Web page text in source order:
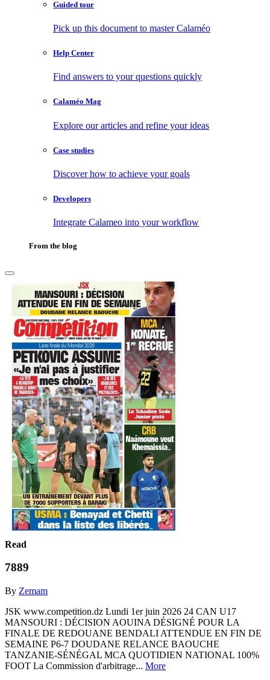
Guided tour
Pick up this document to master Calaméo
Help Center
Find answers to your questions quickly
Calaméo Mag
Explore our articles and refine your ideas
Case studies
Discover how to achieve your goals
Developers
Integrate Calameo into your workflow
From the blog
Read
7889
By Zemam
JSK www.competition.dz Lundi 1er juin 2026 24 CAN U17
MANSOURI : DÉCISION AOUINA DÉSIGNÉ POUR LA
FINALE DE REDOUANE BENDALI ATTENDUE EN FIN DE
SEMAINE P6-7 DOUDANE RELANCE BAOUCHE
TANZANIE-SÉNÉGAL MCA QUOTIDIEN NATIONAL 100%
FOOT La Commission d'arbitrage... More